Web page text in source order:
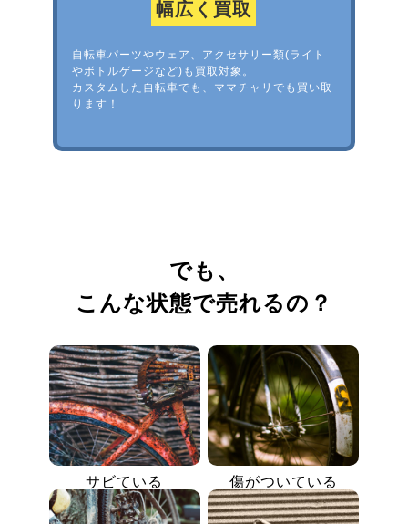
幅広く買取
自転車パーツやウェア、アクセサリー類(ライト
やボトルゲージなど)も買取対象。
カスタムした自転車でも、ママチャリでも買い取
ります！
でも、
こんな状態で売れるの？
サビている 傷がついている